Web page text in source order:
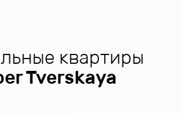
квартиры
Tverskaya